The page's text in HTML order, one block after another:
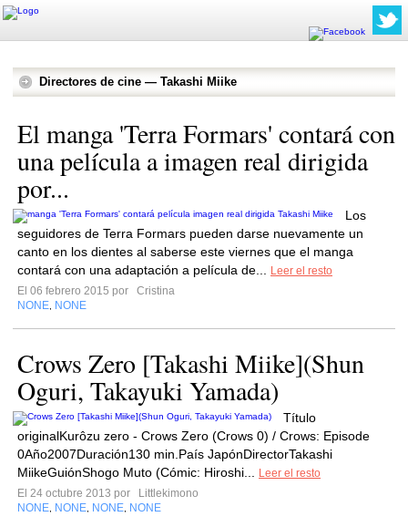
Directores de cine — Takashi Miike
El manga 'Terra Formars' contará con
una película a imagen real dirigida
por...
Los
seguidores de Terra Formars pueden darse nuevamente un
canto en los dientes al saberse este viernes que el manga
contará con una adaptación a película de...
Leer el resto
El 06 febrero 2015 por
Cristina
NONE NONE
Crows Zero [Takashi Miike](Shun
Oguri, Takayuki Yamada)
Título
originalKurôzu zero - Crows Zero (Crows 0) / Crows: Episode
0Año2007Duración130 min.País JapónDirectorTakashi
MiikeGuiónShogo Muto (Cómic: Hiroshi...
Leer el resto
El 24 octubre 2013 por
Littlekimono
NONE NONE NONE NONE